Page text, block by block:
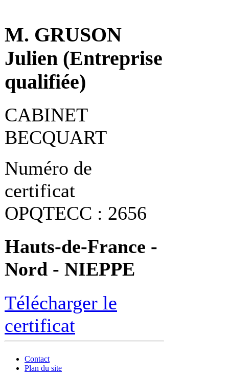
M. GRUSON
Julien (Entreprise
qualifiée)
CABINET
BECQUART
Numéro de
certificat
OPQTECC : 2656
Hauts-de-France -
Nord - NIEPPE
Télécharger le
certificat
Contact
Plan du site